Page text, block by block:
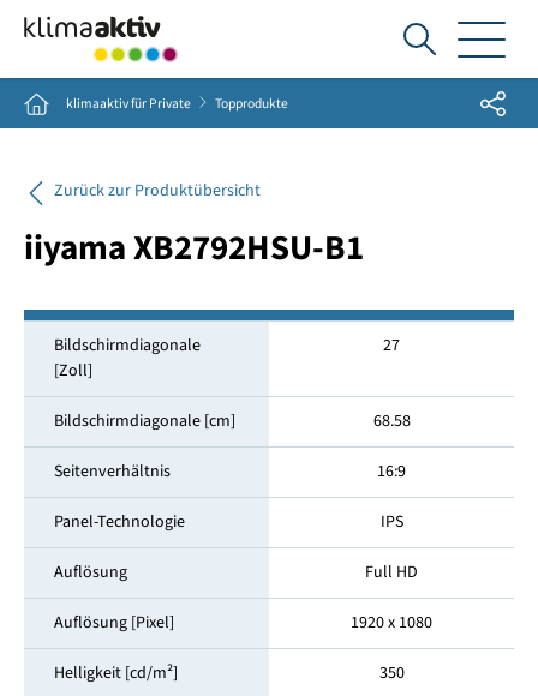
Ich
suche...
Home klimaaktiv für Private Topprodukte Share
Zurück zur Produktübersicht
iiyama XB2792HSU-B1
Bildschirmdiagonale
[Zoll]
27
Bildschirmdiagonale [cm] 68.58
Seitenverhältnis 16:9
Panel-Technologie IPS
Auflösung Full HD
Auflösung [Pixel] 1920 x 1080
Helligkeit [cd/m²] 350